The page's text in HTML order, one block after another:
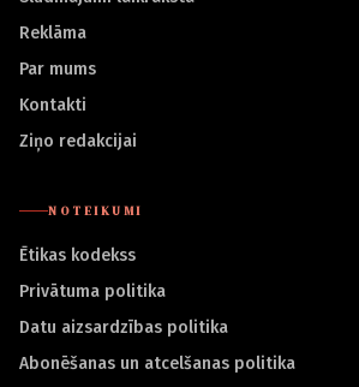
Reklāma
Par mums
Kontakti
Ziņo redakcijai
NOTEIKUMI
Ētikas kodekss
Privātuma politika
Datu aizsardzības politika
Abonēšanas un atcelšanas politika